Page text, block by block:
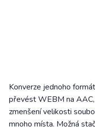
Konverze jednoho
převést WEBM na
zmenšení velikosti
mnoho místa. Možná